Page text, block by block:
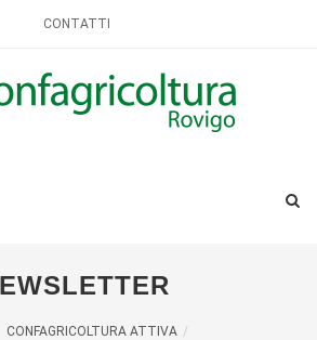
CONTATTI
CONFAGRICOLTURA ATTIVA